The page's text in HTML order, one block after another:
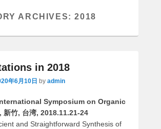
ARCHIVES:2018
in 2018
年6月10日 by admin
Symposium on Organic
竹, 台湾, 2018.11.21-24
and Straightforward Synthesis of